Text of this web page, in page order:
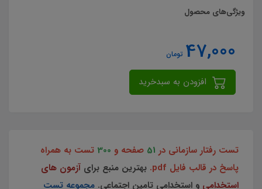
ویژگی‌های محصول
47,000 تومان
تست رفتار سازمانی در 51 صفحه و 300 تست به همراه
پاسخ در قالب فایل pdf.
بهترین منبع برای آزمون های
استخدامی و استخدامی تامین اجتماعی. مجموعه تست